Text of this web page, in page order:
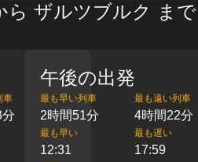
ら ザルツブルク まで
車
午後の出発
最も早い列車
2時間51分
最も遠い列車
4時間22分
最も早い
12:31
最も遅い
17:59